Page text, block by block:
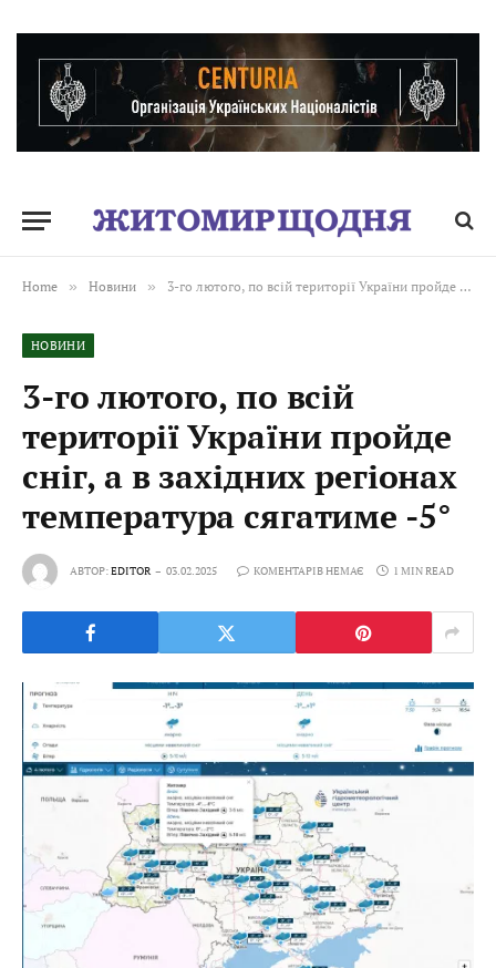
Home » Новини » 3-го лютого, по всій території України пройде сніг, а в західних регіонах температура сягатиме -5°
НОВИНИ
3-го лютого, по всій
території України пройде
сніг, а в західних регіонах
температура сягатиме -5°
АВТОР:EDITOR 03.02.2025 КОМЕНТАРІВ НЕМАЄ 1 MIN READ